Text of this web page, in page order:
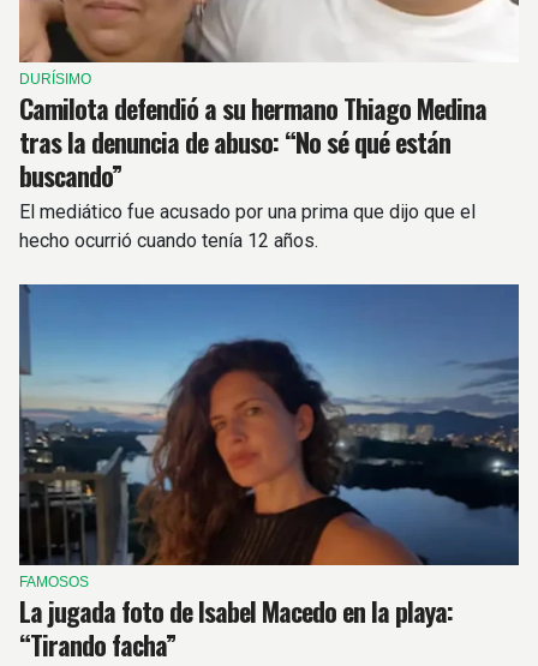
DURÍSIMO
Camilota defendió a su hermano Thiago Medina
tras la denuncia de abuso: “No sé qué están
buscando”
El mediático fue acusado por una prima que dijo que el
hecho ocurrió cuando tenía 12 años.
FAMOSOS
La jugada foto de Isabel Macedo en la playa:
“Tirando facha”